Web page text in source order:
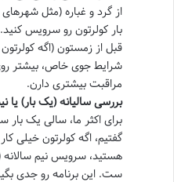
از گرد و غباره (مثل
بار کولرتون رو سرویس
قبل از زمستون (اگه
شرایط جوی خاص، بیشتر
مراقبت بیشتری دارن.
بررسی سالیانه (یک بار) یا
برای اکثر ما، سالی یک
گفتیم، اگه کولرتون خیلی
هستید، سرویس نیم
ست. این برنامه رو جدی